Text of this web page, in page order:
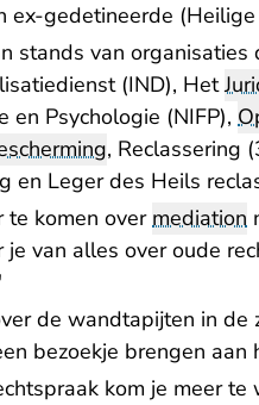
ex-gedetineerde (Heilige
stands van
(IND), Het
en Psychologie (NIFP),
, Reclassering
en Leger des Heils
te komen overmediation
van alles over oude
de wandtapijten in
bezoekje brengen aan
kom je meer